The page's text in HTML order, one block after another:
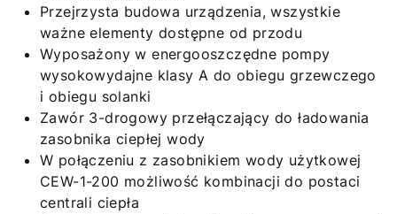
Przejrzysta budowa urządzenia, wszystkie
ważne elementy dostępne od przodu
Wyposażony w energooszczędne pompy
wysokowydajne klasy A do obiegu grzewczego
i obiegu solanki
Zawór 3-drogowy przełączający do ładowania
zasobnika ciepłej wody
W połączeniu z zasobnikiem wody użytkowej
CEW-1-200 możliwość kombinacji do postaci
centrali ciepła